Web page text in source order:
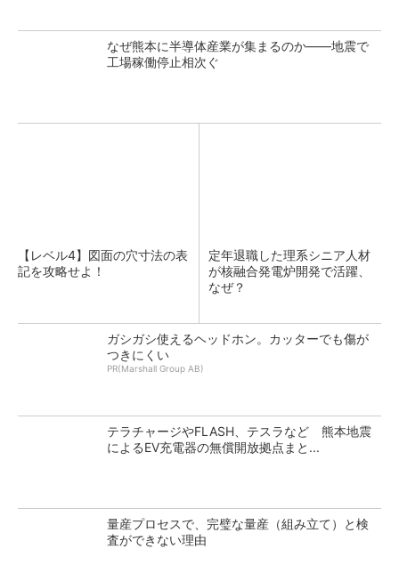
なぜ熊本に半導体産業が集まるのか――地震で
工場稼働停止相次ぐ
【レベル4】図面の穴寸法の表
記を攻略せよ！
定年退職した理系シニア人材
が核融合発電炉開発で活躍、
なぜ？
ガシガシ使えるヘッドホン。カッターでも傷が
つきにくい
PR(Marshall Group AB)
テラチャージやFLASH、テスラなど 熊本地震
によるEV充電器の無償開放拠点まと...
量産プロセスで、完璧な量産（組み立て）と検
査ができない理由